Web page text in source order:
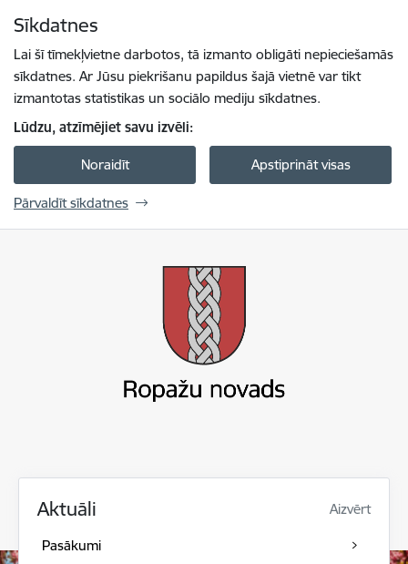
Sīkdatnes
Lai šī tīmekļvietne darbotos, tā izmanto obligāti nepieciešamās
sīkdatnes. Ar Jūsu piekrišanu papildus šajā vietnē var tikt
izmantotas statistikas un sociālo mediju sīkdatnes.
Lūdzu, atzīmējiet savu izvēli:
Noraidīt Apstiprināt visas
Pārvaldīt sīkdatnes
Aktuāli Aizvērt
Pasākumi